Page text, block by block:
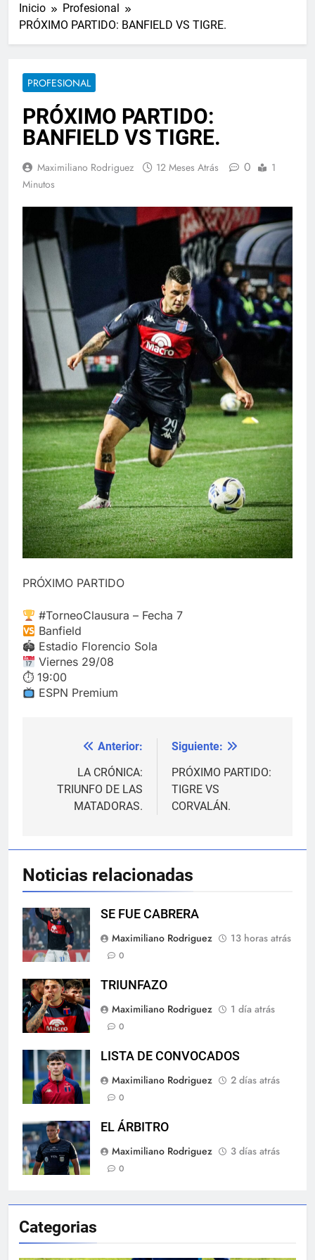
Inicio
Profesional
PRÓXIMO PARTIDO: BANFIELD VS TIGRE.
PROFESIONAL
PRÓXIMO PARTIDO:
BANFIELD VS TIGRE.
Maximiliano Rodriguez 12 Meses Atrás 0
1
Minutos
PRÓXIMO PARTIDO
#TorneoClausura – Fecha 7
Banfield
🏟 Estadio Florencio Sola
Viernes 29/08
⏱ 19:00
ESPN Premium
Navegación
entradas
Anterior:
LA CRÓNICA:
TRIUNFO DE LAS
MATADORAS.
Siguiente:
PRÓXIMO PARTIDO:
TIGRE VS
CORVALÁN.
Noticias relacionadas
SE FUE CABRERA
Maximiliano Rodriguez
13 horas atrás
0
TRIUNFAZO
Maximiliano Rodriguez
1 día atrás
0
LISTA DE CONVOCADOS
Maximiliano Rodriguez
2 días atrás
0
EL ÁRBITRO
Maximiliano Rodriguez
3 días atrás
0
Categorias